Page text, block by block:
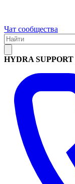
Чат сообщества
HYDRA SUPPORT